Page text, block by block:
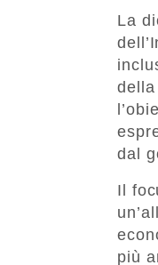
La
della
dal
Il
più